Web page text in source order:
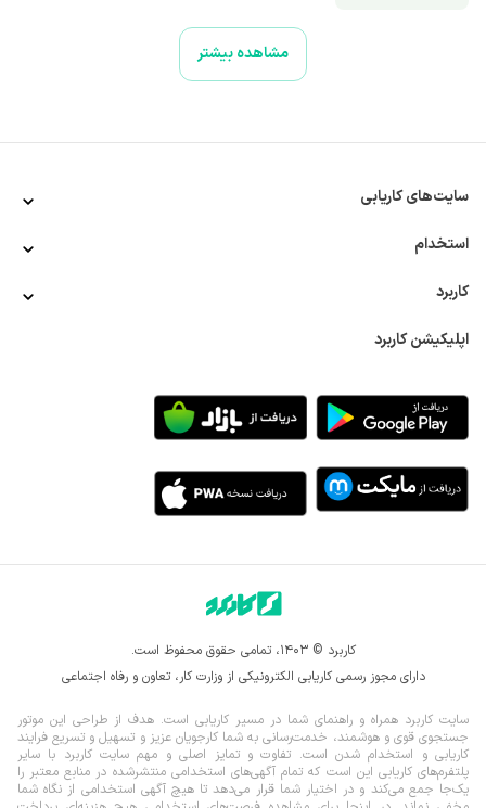
مشاهده بیشتر
سایت‌های کاریابی
استخدام
کاربرد
اپلیکیشن کاربرد
کاربرد © ۱۴۰۳، تمامی حقوق محفوظ است.
دارای مجوز رسمی کاریابی الکترونیکی از وزارت کار، تعاون و رفاه اجتماعی
سایت کاربرد همراه و راهنمای شما در مسیر کاریابی است. هدف از طراحی این موتور
جستجوی قوی و هوشمند، خدمت‌رسانی به شما کارجویان عزیز و تسهیل و تسریع فرایند
کاریابی و استخدام شدن است. تفاوت و تمایز اصلی و مهم سایت کاربرد با سایر
پلتفرم‌های کاریابی این است که تمام آگهی‌های استخدامی منتشرشده در منابع معتبر را
یک‌‌جا جمع می‌کند و در اختیار شما قرار می‌‌‌دهد تا هیچ آگهی استخدامی از نگاه شما